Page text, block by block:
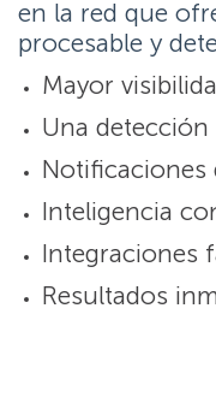
en la red que
procesable y
Mayor
Una
Notificaciones
Inteligencia
Integraciones
Resultados